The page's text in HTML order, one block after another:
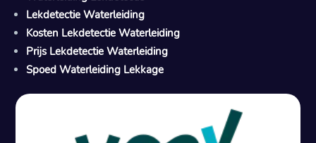
Lekdetectie Waterleiding
Kosten Lekdetectie Waterleiding
Prijs Lekdetectie Waterleiding
Spoed Waterleiding Lekkage